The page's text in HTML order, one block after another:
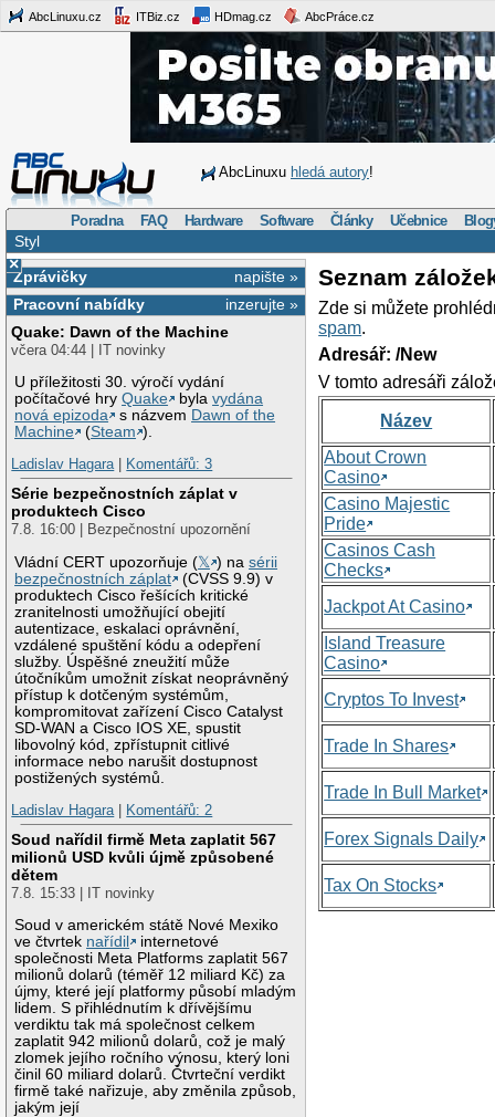
AbcLinuxu.cz ITBiz.cz HDmag.cz AbcPráce.cz
AbcLinuxu hledá autory!
Poradna FAQ Hardware Software Články Učebnice
Styl
×
napište »
Zprávičky
inzerujte »
Pracovní nabídky
Quake: Dawn of the Machine
včera 04:44 | IT novinky
U příležitosti 30. výročí vydání
počítačové hryQuake bylavydána
nová epizoda
s názvem Dawn of the
Machine
(Steam ).
Ladislav Hagara| Komentářů: 3
Série bezpečnostních záplat v
produktech Cisco
7.8. 16:00 | Bezpečnostní upozornění
Vládní CERT upozorňuje (𝕏 ) nasérii
bezpečnostních záplat
(CVSS 9.9) v
produktech Cisco řešících kritické
zranitelnosti umožňující obejití
autentizace, eskalaci oprávnění,
vzdálené spuštění kódu a odepření
služby. Úspěšné zneužití může
útočníkům umožnit získat neoprávněný
přístup k dotčeným systémům,
kompromitovat zařízení Cisco Catalyst
SD-WAN a Cisco IOS XE, spustit
libovolný kód, zpřístupnit citlivé
informace nebo narušit dostupnost
postižených systémů.
Ladislav Hagara| Komentářů: 2
Soud nařídil firmě Meta zaplatit 567
milionů USD kvůli újmě způsobené
dětem
7.8. 15:33 | IT novinky
Soud v americkém státě Nové Mexiko
ve čtvrtek nařídil
internetové
společnosti Meta Platforms zaplatit 567
milionů dolarů (téměř 12 miliard Kč) za
újmy, které její platformy působí mladým
lidem. S přihlédnutím k dřívějšímu
verdiktu tak má společnost celkem
zaplatit 942 milionů dolarů, což je malý
zlomek jejího ročního výnosu, který loni
činil 60 miliard dolarů. Čtvrteční verdikt
firmě také nařizuje, aby změnila způsob,
jakým její
Seznam
Zde si můžete
spam.
Adresář: /New
V tomto adresáři
Název
About Crown
Casino
Casino Majestic
Pride
Casinos Cash
Checks
Jackpot At Casino
Island Treasure
Casino
Cryptos To Invest
Trade In Shares
Trade In Bull Market
Forex Signals Daily
Tax On Stocks